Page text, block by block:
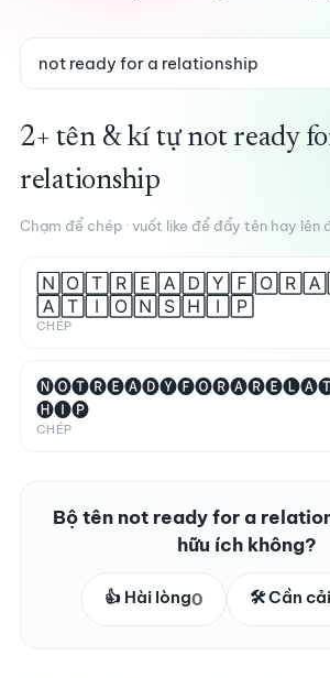
2+ tên & kí tự not ready
relationship
Chạm để chép · vuốt like để đẩy tên hay lên
🄰🅃🄸🄾🄽🅂🄷🄸🄿
CHÉP
🅗🅘🅟
CHÉP
Bộ tên not ready for a
hữu ích không?
👍 Hài lòng0 🛠️ Cần